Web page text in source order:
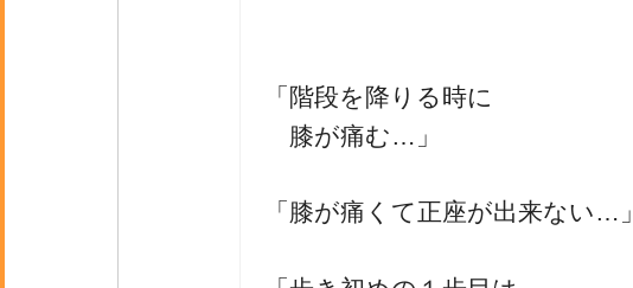
「階段を降りる時に
膝が痛む…」
「膝が痛くて正座が出来ない…」